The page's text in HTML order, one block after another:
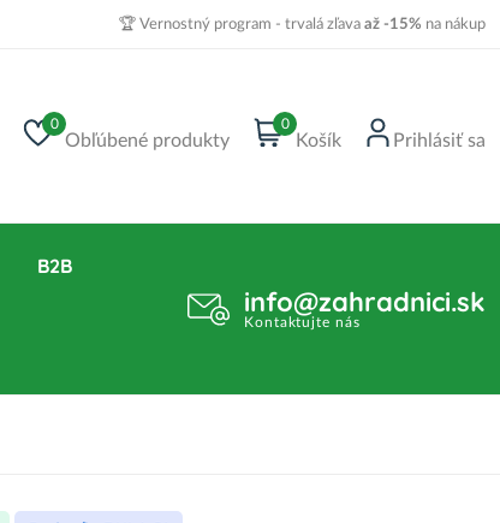
🏆 Vernostný program - trvalá zľava až -15% na nákup
0
Obľúbené produkty
0
Košík Prihlásiť sa
B2B
info@zahradnici.sk
Kontaktujte nás